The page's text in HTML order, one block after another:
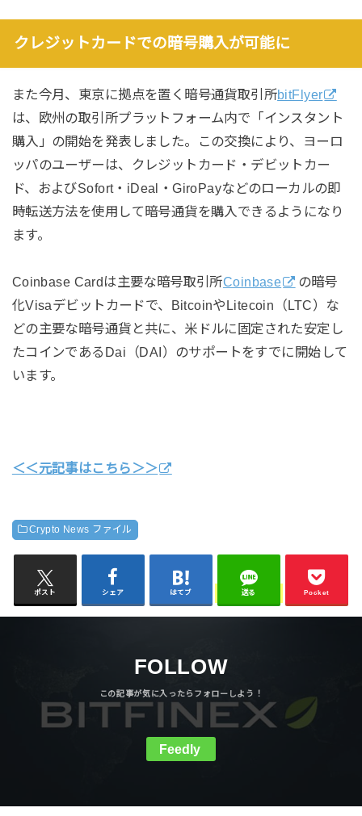
クレジットカードでの暗号購入が可能に
また今月、東京に拠点を置く暗号通貨取引所bitFlyer
は、欧州の取引所プラットフォーム内で「インスタント
購入」の開始を発表しました。この交換により、ヨーロ
ッパのユーザーは、クレジットカード・デビットカー
ド、およびSofort・iDeal・GiroPayなどのローカルの即
時転送方法を使用して暗号通貨を購入できるようになり
ます。
Coinbase Cardは主要な暗号取引所Coinbase
の暗号
化Visaデビットカードで、BitcoinやLitecoin（LTC）な
どの主要な暗号通貨と共に、米ドルに固定された安定し
たコインであるDai（DAI）のサポートをすでに開始して
います。
＜＜元記事はこちら＞＞
Crypto News ファイル
ポスト シェア はてブ 送る Pocket
FOLLOW
Feedly